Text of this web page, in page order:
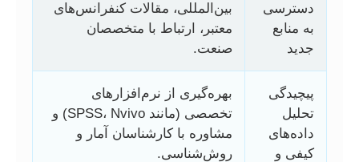
دسترسی
به منابع
جدید
بین‌المللی، مقالات کنفرانس‌های
معتبر، ارتباط با متخصصان
صنعت.
پیچیدگی
تحلیل
داده‌های
کیفی و
بهره‌گیری از نرم‌افزارهای
تخصصی (مانند SPSS، Nvivo) و
مشاوره با کارشناسان آمار و
روش‌شناسی.